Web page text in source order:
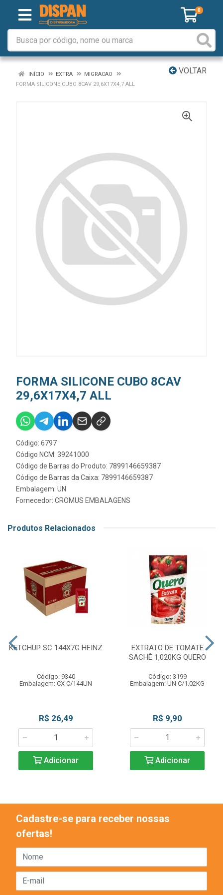
0
VOLTAR
INÍCIO EXTRA
MIGRACAO
FORMA SILICONE CUBO 8CAV 29,6X17X4,7 ALL
FORMA SILICONE CUBO 8CAV
29,6X17X4,7 ALL
Código: 6797
Código NCM: 39241000
Código de Barras do Produto: 7899146659387
Código de Barras da Caixa: 7899146659387
Embalagem: UN
Fornecedor: CROMUS EMBALAGENS
Produtos Relacionados
KETCHUP SC 144X7G HEINZ
Código: 9340
Embalagem: CX C/144UN
R$ 26,49
Adicionar
EXTRATO DE TOMATE
SACHÊ 1,020KG QUERO
Código: 3199
Embalagem: UN C/1.02KG
R$ 9,90
Adicionar
Cadastre-se para receber nossas
ofertas!